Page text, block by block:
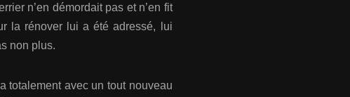
n’en démordait pas et n’en fit
la rénover lui a été adressé, lui
non plus.
totalement avec un tout nouveau